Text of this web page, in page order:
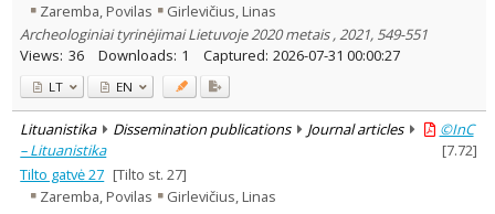
Zaremba, Povilas
Girlevičius, Linas
Archeologiniai tyrinėjimai Lietuvoje 2020 metais , 2021, 549-551
Views: 36 Downloads: 1 Captured: 2026-07-31 00:00:27
LT EN
Lituanistika Dissemination publications Journal articles
©InC
– Lituanistika
[7.72]
Tilto gatvė 27 [Tilto st. 27]
Zaremba, Povilas
Girlevičius, Linas